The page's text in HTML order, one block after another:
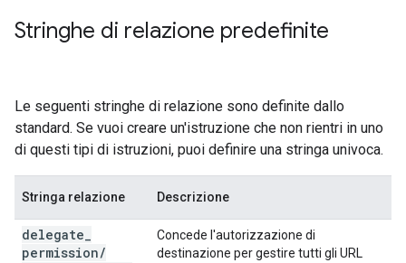
Stringhe di relazione predefinite
Le seguenti stringhe di relazione sono definite dallo
standard. Se vuoi creare un'istruzione che non rientri in uno
di questi tipi di istruzioni, puoi definire una stringa univoca.
Stringa relazione Descrizione
delegate
permission/
Concede l'autorizzazione di
destinazione per gestire tutti gli URL